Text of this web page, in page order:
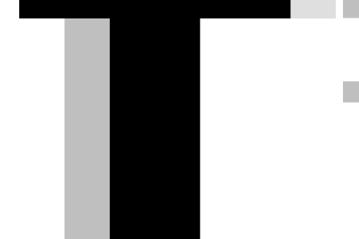
κατάφερε, σκέφτηκε να προσπαθήσει